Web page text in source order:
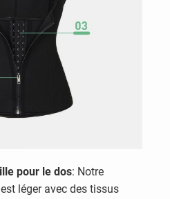
pour le dos: Notre
léger avec des tissus